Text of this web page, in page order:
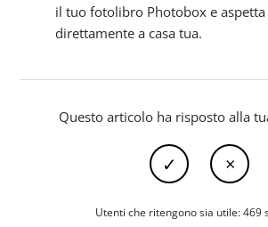
il tuo fotolibro Photobox e
direttamente a casa tua.
Questo articolo ha risposto alla
Utenti che ritengono sia utile: 469